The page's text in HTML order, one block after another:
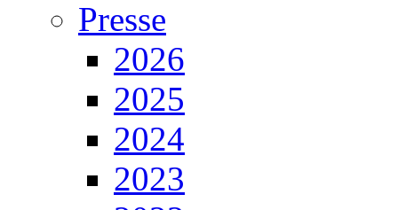
Presse
2026
2025
2024
2023